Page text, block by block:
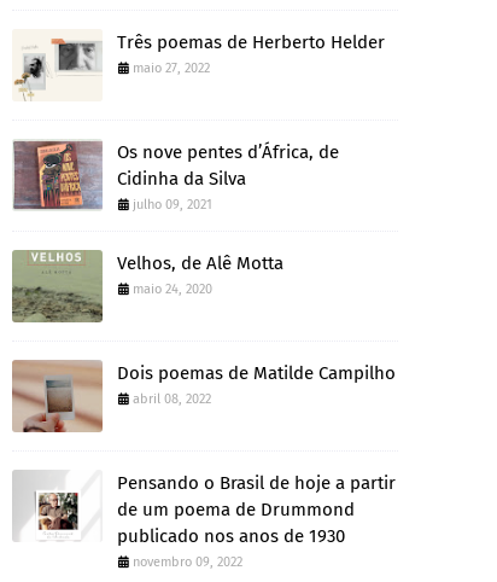
Três poemas de Herberto Helder
maio 27, 2022
Os nove pentes d’África, de
Cidinha da Silva
julho 09, 2021
Velhos, de Alê Motta
maio 24, 2020
Dois poemas de Matilde Campilho
abril 08, 2022
Pensando o Brasil de hoje a partir
de um poema de Drummond
publicado nos anos de 1930
novembro 09, 2022